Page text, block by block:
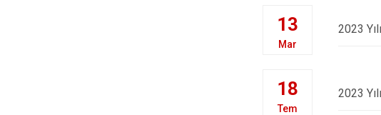
13
Mar
2023
18
Tem
2023